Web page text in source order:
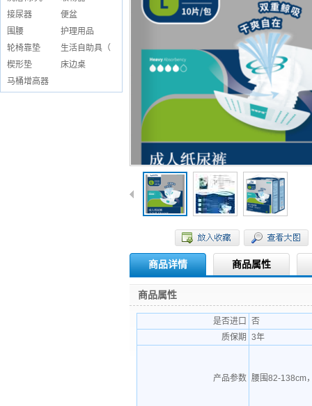
接尿器
便盆
围腰
护理用品
轮椅靠垫
生活自助具（
楔形垫
床边桌
马桶增高器
商品详情 商品属性
商品属性
是否进口
否
质保期 3年
产品参数 腰围82-138cm